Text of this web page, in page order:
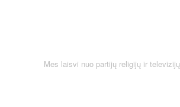
Mes laisvi nuo partijų religijų ir televizijų